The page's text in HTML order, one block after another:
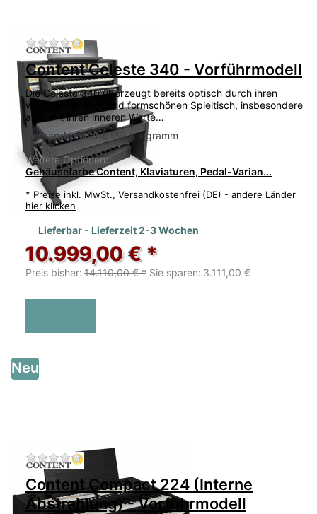
Zu diesem Produkt liegen noch keine
Content Celeste 340 - Vorführmodell
Die Celeste 340 überzeugt bereits optisch durch ihren
wertigen, soliden und formschönen Spieltisch, insbesondere
aber mit ihren inneren Werte…
Versandgewicht:180 Kilogramm
Weitere Optionen:
Gehäusefarbe Content, Klaviaturen, Pedal-Varian...
* Preise inkl. MwSt., Versandkostenfrei (DE) - andere Länder
hier klicken
Lieferbar - Lieferzeit 2-3 Wochen
10.999,00 € *
Preis bisher: 14.110,00 € * Sie sparen: 3.111,00 €
Neu
Zu diesem Produkt liegen noch keine
Content Compact 224 (Interne
Abstrahlung) - Vorführmodell